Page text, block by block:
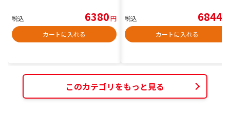
税込 6380円
カートに入れる
税込 6844
カートに入れる
このカテゴリをもっと見る